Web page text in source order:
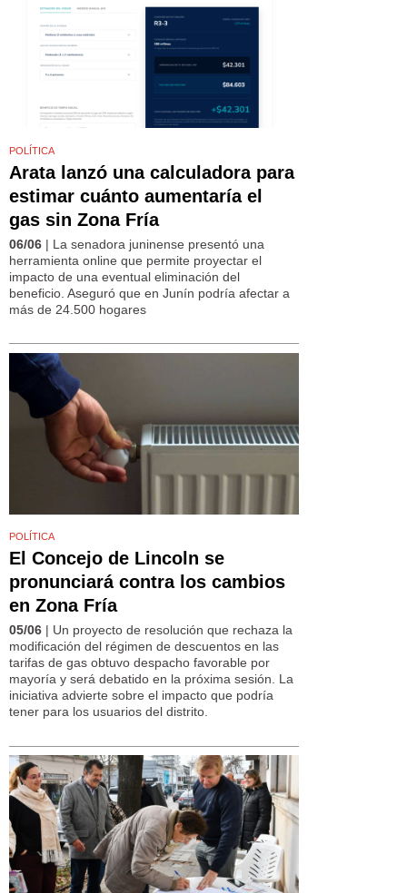
POLÍTICA
Arata lanzó una calculadora para
estimar cuánto aumentaría el
gas sin Zona Fría
06/06 | La senadora juninense presentó una
herramienta online que permite proyectar el
impacto de una eventual eliminación del
beneficio. Aseguró que en Junín podría afectar a
más de 24.500 hogares
POLÍTICA
El Concejo de Lincoln se
pronunciará contra los cambios
en Zona Fría
05/06 | Un proyecto de resolución que rechaza la
modificación del régimen de descuentos en las
tarifas de gas obtuvo despacho favorable por
mayoría y será debatido en la próxima sesión. La
iniciativa advierte sobre el impacto que podría
tener para los usuarios del distrito.